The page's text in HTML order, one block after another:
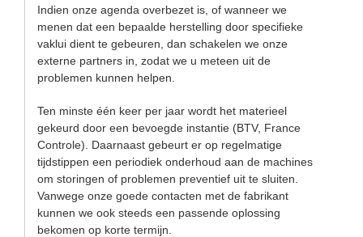
Indien onze agenda overbezet is, of wanneer we
menen dat een bepaalde herstelling door specifieke
vaklui dient te gebeuren, dan schakelen we onze
externe partners in, zodat we u meteen uit de
problemen kunnen helpen.
Ten minste één keer per jaar wordt het materieel
gekeurd door een bevoegde instantie (BTV, France
Controle). Daarnaast gebeurt er op regelmatige
tijdstippen een periodiek onderhoud aan de machines
om storingen of problemen preventief uit te sluiten.
Vanwege onze goede contacten met de fabrikant
kunnen we ook steeds een passende oplossing
bekomen op korte termijn.